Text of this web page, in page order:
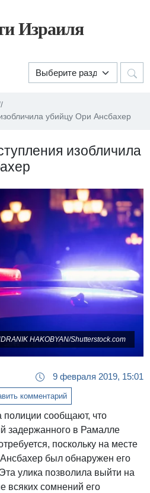
Израиля
убийцу Ори Ансбахер
изобличила
HAKOBYAN/Shutterstock.com
9 февраля 2019, 15:01
комментарий
полиции сообщают, что
задержанного в Рамалле
поскольку на месте
был обнаружен его
улика позволила выйти на
всяких сомнений его